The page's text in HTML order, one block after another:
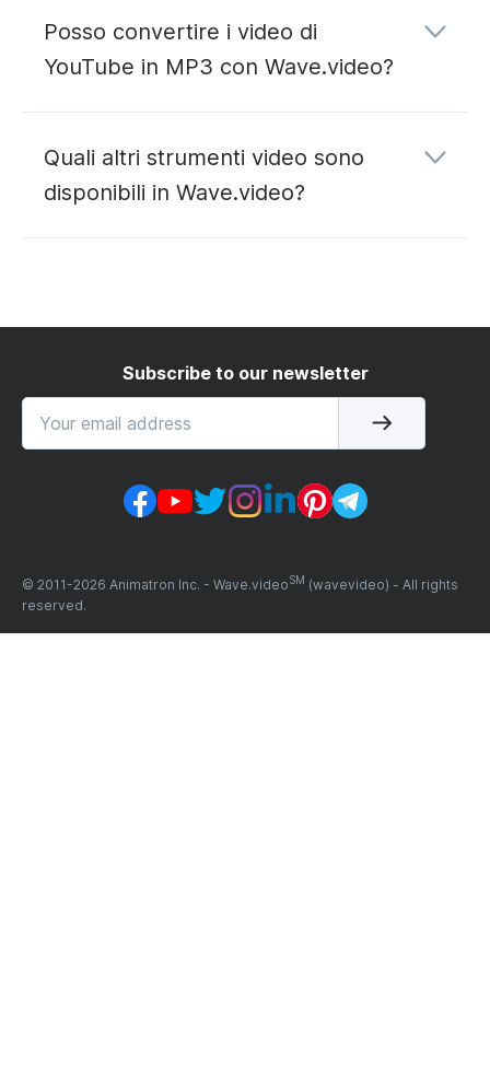
Posso convertire i video di
YouTube in MP3 con Wave.video?
Quali altri strumenti video sono
disponibili in Wave.video?
Subscribe to our newsletter
© 2011-2026 Animatron Inc. - Wave.videoSM (wavevideo) - All rights
reserved.